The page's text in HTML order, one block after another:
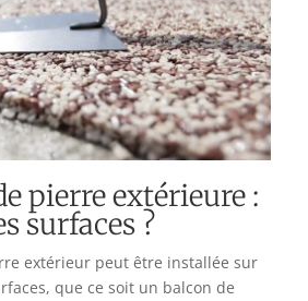
pierre extérieure :
surfaces ?
extérieur peut être installée sur
que ce soit un balcon de